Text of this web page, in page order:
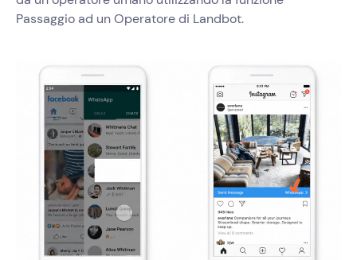
Passaggio ad un Operatore di Landbot.